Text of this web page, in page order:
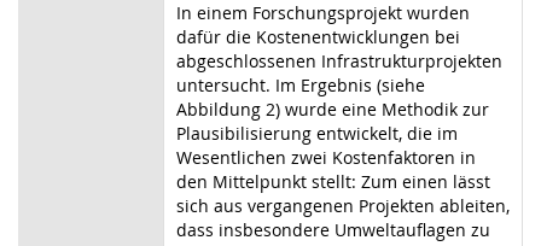
In einem Forschungsprojekt wurden
dafür die Kostenentwicklungen bei
abgeschlossenen Infrastrukturprojekten
untersucht. Im Ergebnis (siehe
Abbildung 2) wurde eine Methodik zur
Plausibilisierung entwickelt, die im
Wesentlichen zwei Kostenfaktoren in
den Mittelpunkt stellt: Zum einen lässt
sich aus vergangenen Projekten ableiten,
dass insbesondere Umweltauflagen zu